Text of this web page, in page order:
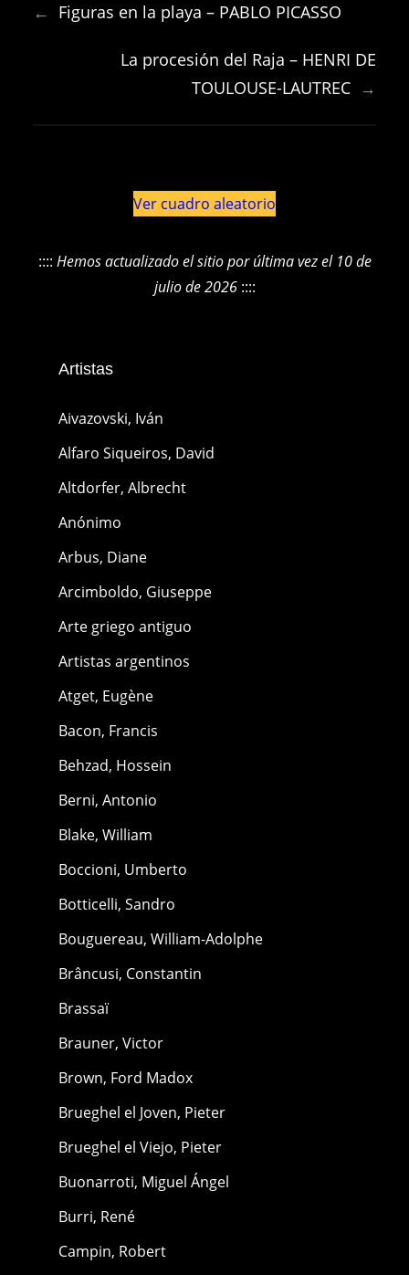
← Figuras en la playa – PABLO PICASSO
La procesión del Raja – HENRI DE
TOULOUSE-LAUTREC →
Ver cuadro aleatorio
:::: Hemos actualizado el sitio por última vez el 10 de
julio de 2026::::
Artistas
Aivazovski, Iván
Alfaro Siqueiros, David
Altdorfer, Albrecht
Anónimo
Arbus, Diane
Arcimboldo, Giuseppe
Arte griego antiguo
Artistas argentinos
Atget, Eugène
Bacon, Francis
Behzad, Hossein
Berni, Antonio
Blake, William
Boccioni, Umberto
Botticelli, Sandro
Bouguereau, William-Adolphe
Brâncusi, Constantin
Brassaï
Brauner, Victor
Brown, Ford Madox
Brueghel el Joven, Pieter
Brueghel el Viejo, Pieter
Buonarroti, Miguel Ángel
Burri, René
Campin, Robert